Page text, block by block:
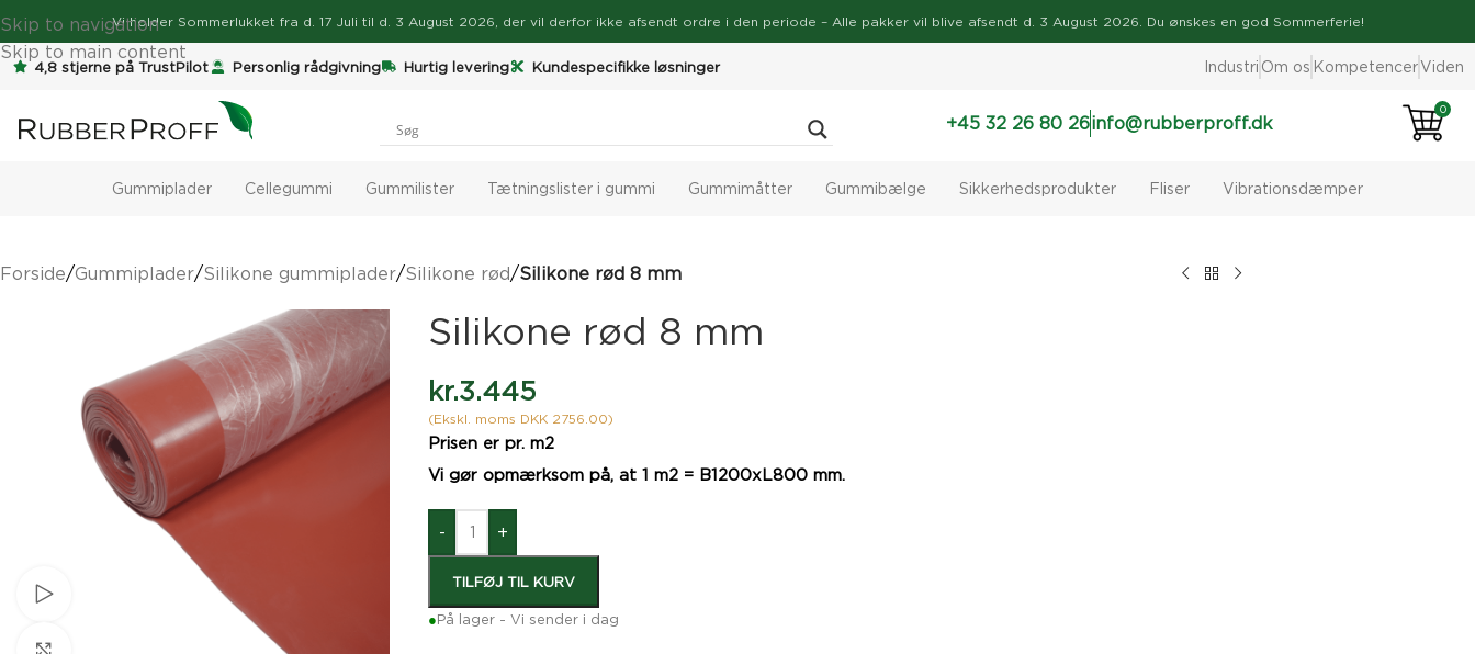
Skip to navigation
Skip to main content
Vi holderSommerlukket fra d. 17 Juli til d. 3 August 2026, der vil derfor ikke afsendt ordre i den periode – Alle pakker vil blive afsendt d. 3 August 2026. Du ønskes en god Sommerferie!
4,8 stjerne på TrustPilot Personlig rådgivning Hurtig levering Kundespecifikke løsninger Industri Om os KompetencerViden
+45 32 26 80 26info@rubberproff.dk
0
Gummiplader Cellegummi Gummilister Tætningslister i gummi Gummimåtter Gummibælge Sikkerhedsprodukter Fliser Vibrationsdæmper
Forside/Gummiplader/Silikone gummiplader/Silikone rød/Silikone rød 8 mm
Silikone rød 8 mm
kr.3.445
(Ekskl. moms DKK 2756.00)
Prisen er pr. m2
Vi gør opmærksom på, at 1 m2 = B1200xL800 mm.
- +
TILFØJ TIL KURV
●På lager - Vi sender i dag